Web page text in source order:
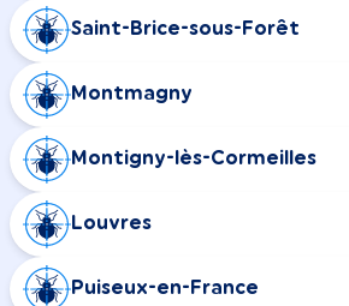
Saint-Brice-sous-Forêt
Montmagny
Montigny-lès-Cormeilles
Louvres
Puiseux-en-France